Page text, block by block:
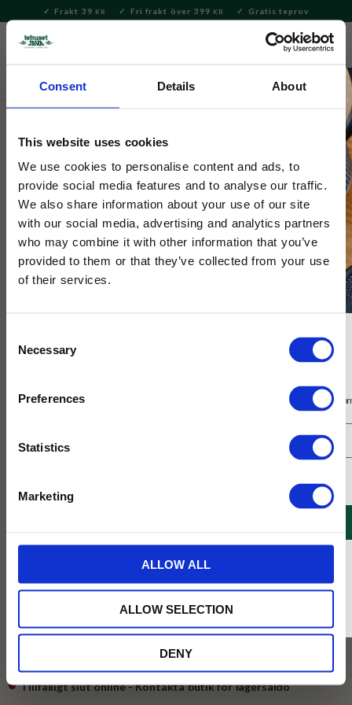
Consent Details About
This website uses cookies
We use cookies to personalise content and ads, to
provide social media features and to analyse our traffic.
We also share information about your use of our site
with our social media, advertising and analytics partners
who may combine it with other information that you’ve
provided to them or that they’ve collected from your use
of their services.
Selection
Necessary
Preferences
Statistics
Marketing
ALLOW ALL
ALLOW SELECTION
DENY
Meny
Frakt 39 KR Fri frakt över 399 KR Gratis teprov
Servering & Dukning
Tehuset Java
Tehuset Java Lundaspexarna
Bricka 27x20cm
Tillsammans med Lundaspexarna, Lunds äldsta spexensambel,
anno 1886 har vi tagit fram en bricka med motiv målat av Sofia
Kockum.
Lägg till i favoriter
Tillfälligt slut online
Få 10% rabatt på ditt första köp på nätet och ta del av erbjudanden året
* Rabatten gäller endast online på Tehusetjava.se. Rabatten fungerar endast på